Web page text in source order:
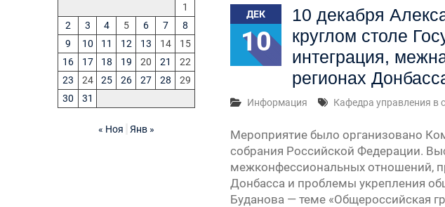
ДЕК
10
10 декабря
круглом столе
интеграция,
регионах
Информация Кафедра управления в
Мероприятие было организовано
собрания Российской Федерации.
межконфессиональных отношений,
Донбасса и проблемы укрепления
Буданова — теме «Общероссийская
1
2
3 4 5 6 7
8
9
10 11 12 13 14
15
16
17 18 19 20 21
22
23
24 25 26 27 28
29
30
31
« Ноя Янв »